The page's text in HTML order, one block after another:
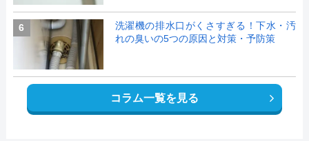
6
洗濯機の排水口がくさすぎる！下水・汚
れの臭いの5つの原因と対策・予防策
コラム一覧を見る